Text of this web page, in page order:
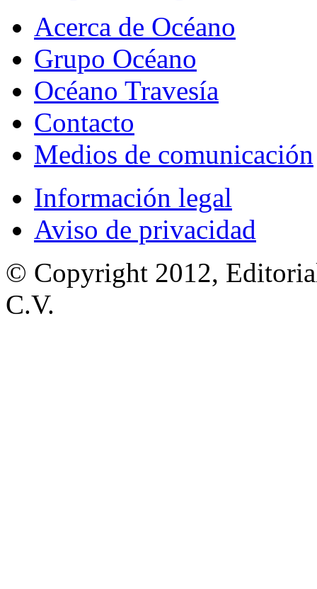
Acerca de Océano
Grupo Océano
Océano Travesía
Contacto
Medios de comunicación
Información legal
Aviso de privacidad
© Copyright 2012,
C.V.